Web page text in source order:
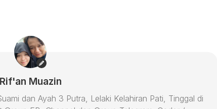
Rif'an Muazin
dan Ayah 3 Putra, Lelaki Kelahiran Pati, Tinggal di